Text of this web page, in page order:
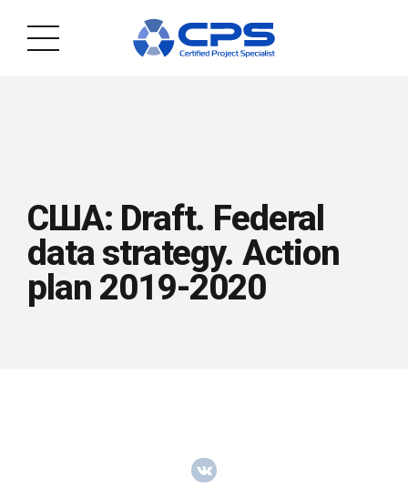
США: Draft. Federal
data strategy. Action
plan 2019-2020